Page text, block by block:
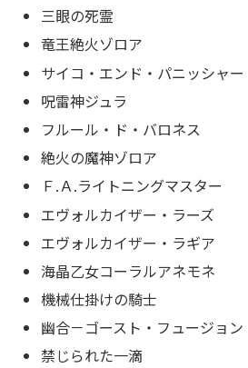
三眼の死霊
竜王絶火ゾロア
サイコ・エンド・パニッシャー
呪雷神ジュラ
フルール・ド・バロネス
絶火の魔神ゾロア
Ｆ.Ａ.ライトニングマスター
エヴォルカイザー・ラーズ
エヴォルカイザー・ラギア
海晶乙女コーラルアネモネ
機械仕掛けの騎士
幽合－ゴースト・フュージョン
禁じられた一滴